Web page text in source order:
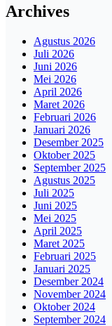
Archives
Agustus 2026
Juli 2026
Juni 2026
Mei 2026
April 2026
Maret 2026
Februari 2026
Januari 2026
Desember 2025
Oktober 2025
September 2025
Agustus 2025
Juli 2025
Juni 2025
Mei 2025
April 2025
Maret 2025
Februari 2025
Januari 2025
Desember 2024
November 2024
Oktober 2024
September 2024